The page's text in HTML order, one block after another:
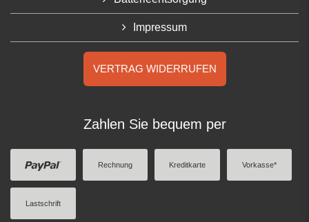
Impressum
VERTRAG WIDERRUFEN
Zahlen Sie bequem per
Rechnung Kreditkarte Vorkasse*
Lastschrift